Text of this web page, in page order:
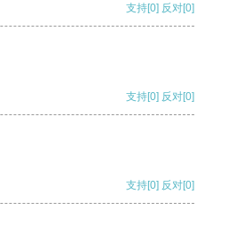
支持[0] 反对[0]
支持[0] 反对[0]
支持[0] 反对[0]